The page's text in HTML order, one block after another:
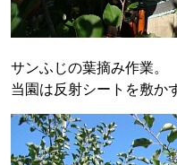
サンふじの葉摘み作業。
当園は反射シートを敷か